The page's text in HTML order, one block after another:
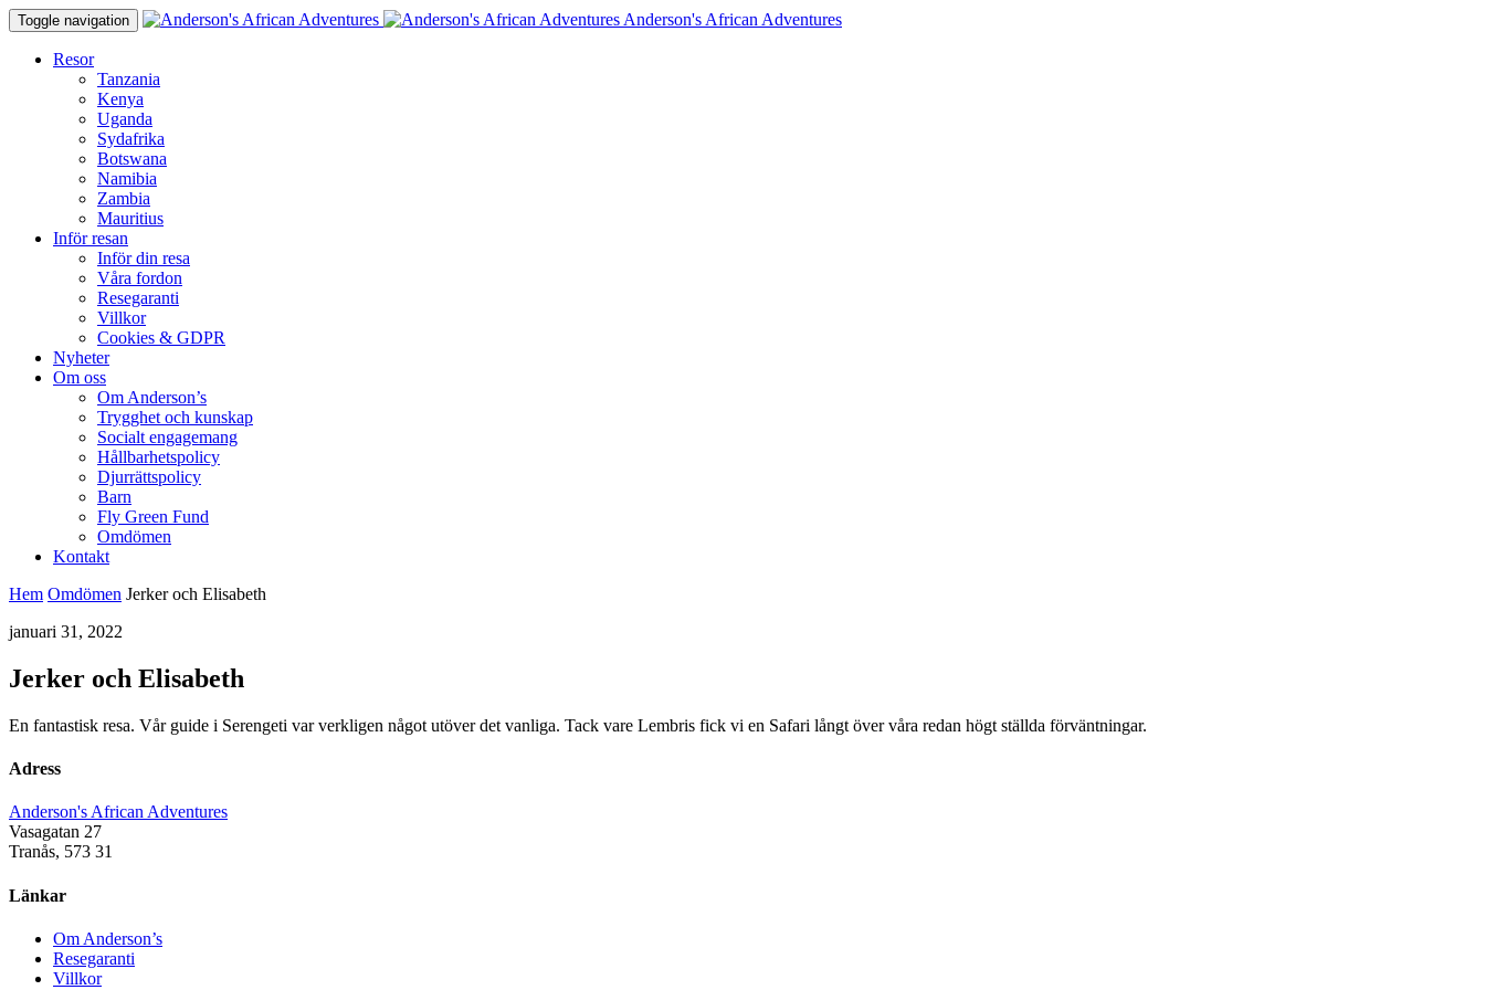
Toggle navigation Anderson's African Adventures
Resor
Tanzania
Kenya
Uganda
Sydafrika
Botswana
Namibia
Zambia
Mauritius
Inför resan
Inför din resa
Våra fordon
Resegaranti
Villkor
Cookies & GDPR
Nyheter
Om oss
Om Anderson’s
Trygghet och kunskap
Socialt engagemang
Hållbarhetspolicy
Djurrättspolicy
Barn
Fly Green Fund
Omdömen
Kontakt
Hem Omdömen Jerker och Elisabeth
januari 31, 2022
Jerker och Elisabeth
En fantastisk resa. Vår guide i Serengeti var verkligen något utöver det vanliga. Tack vare Lembris fick vi en Safari långt över våra redan högt ställda förväntningar.
Adress
Anderson's African Adventures
Vasagatan 27
Tranås, 573 31
Länkar
Om Anderson’s
Resegaranti
Villkor